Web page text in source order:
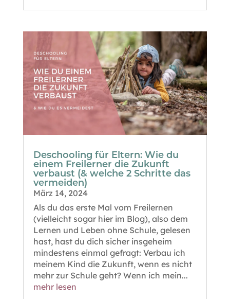
Deschooling für Eltern: Wie du
einem Freilerner die Zukunft
verbaust (& welche 2 Schritte das
vermeiden)
März 14, 2024
Als du das erste Mal vom Freilernen
(vielleicht sogar hier im Blog), also dem
Lernen und Leben ohne Schule, gelesen
hast, hast du dich sicher insgeheim
mindestens einmal gefragt: Verbau ich
meinem Kind die Zukunft, wenn es nicht
mehr zur Schule geht? Wenn ich mein...
mehr lesen